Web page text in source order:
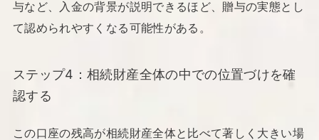
与など、入金の背景が説明できるほど、贈与の実態とし
て認められやすくなる可能性がある。
ステップ4：相続財産全体の中での位置づけを確
認する
この口座の残高が相続財産全体と比べて著しく大きい場